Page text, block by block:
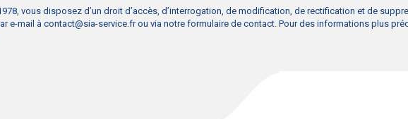
vous disposez d’un droit d’accès, d’interrogation, de modification, de rectification et de
e-mail à contact@sia-service.frou via notre formulaire de contact. Pour des informations plus